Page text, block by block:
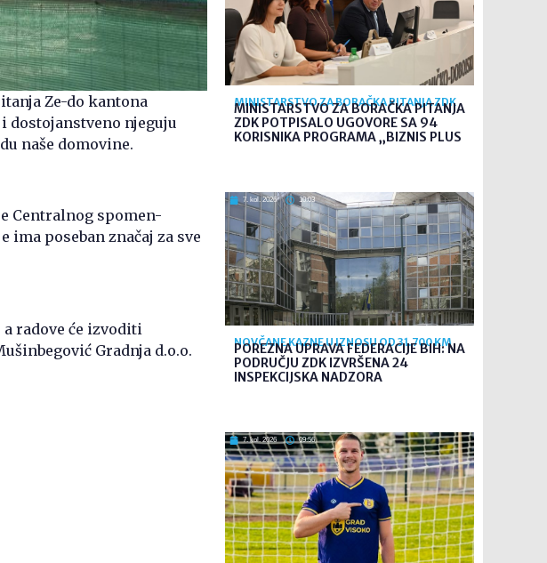
Ze-do kantona
dostojanstveno njeguju
naše domovine.
Centralnog spomen-
poseban značaj za sve
radove će izvoditi
Gradnja d.o.o.
MINISTARSTVO ZA BORAČKA PITANJA ZDK
MINISTARSTVO ZA BORAČKA PITANJA
ZDK POTPISALO UGOVORE SA 94
KORISNIKA PROGRAMA „BIZNIS PLUS
7. kol. 2026 10:03
NOVČANE KAZNE U IZNOSU OD 31.700 KM
POREZNA UPRAVA FEDERACIJE BIH: NA
PODRUČJU ZDK IZVRŠENA 24
INSPEKCIJSKA NADZORA
7. kol. 2026 09:56